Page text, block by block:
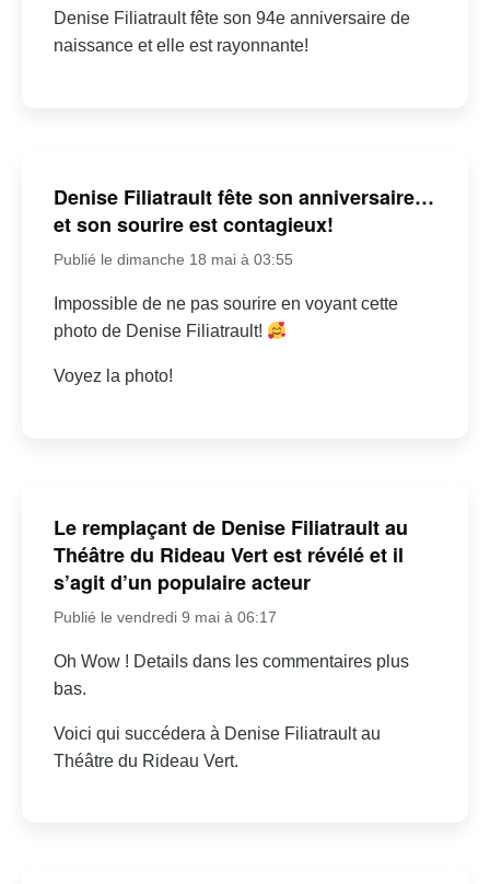
Denise Filiatrault fête son 94e anniversaire de
naissance et elle est rayonnante!
Denise Filiatrault fête son anniversaire…
et son sourire est contagieux!
Publié le dimanche 18 mai à 03:55
Impossible de ne pas sourire en voyant cette
photo de Denise Filiatrault!
Voyez la photo!
Le remplaçant de Denise Filiatrault au
Théâtre du Rideau Vert est révélé et il
s’agit d’un populaire acteur
Publié le vendredi 9 mai à 06:17
Oh Wow ! Details dans les commentaires plus
bas.
Voici qui succédera à Denise Filiatrault au
Théâtre du Rideau Vert.